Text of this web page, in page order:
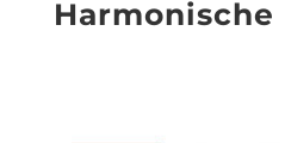
Harmonische